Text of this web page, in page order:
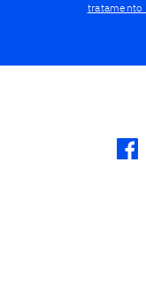
tratamento